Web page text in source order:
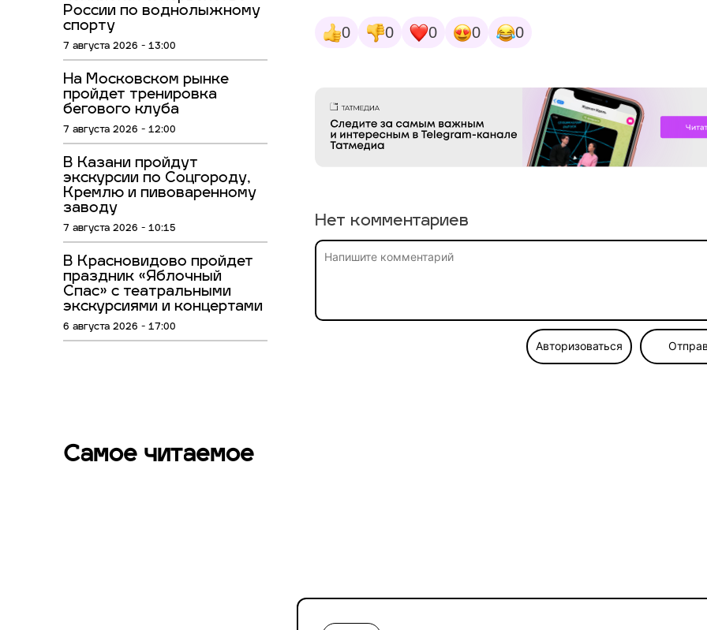
России по воднолыжному
спорту
7 августа 2026 - 13:00
На Московском рынке
пройдет тренировка
бегового клуба
7 августа 2026 - 12:00
В Казани пройдут
экскурсии по Соцгороду,
Кремлю и пивоваренному
заводу
7 августа 2026 - 10:15
В Красновидово пройдет
праздник «Яблочный
Спас» с театральными
экскурсиями и концертами
6 августа 2026 - 17:00
0 0 0 0 0
Нет комментариев
Авторизоваться
Самое читаемое